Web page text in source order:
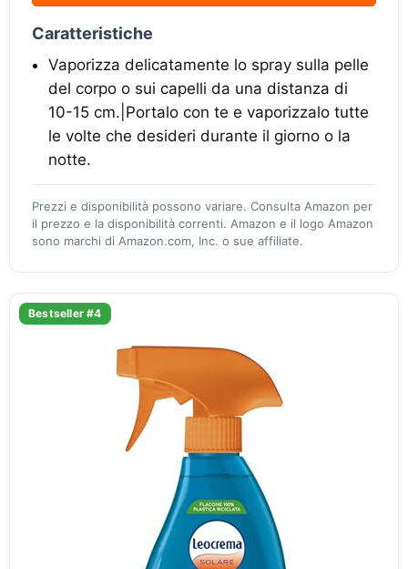
Caratteristiche
Vaporizza delicatamente lo spray sulla pelle
del corpo o sui capelli da una distanza di
10-15 cm.|Portalo con te e vaporizzalo tutte
le volte che desideri durante il giorno o la
notte.
Prezzi e disponibilità possono variare. Consulta Amazon per
il prezzo e la disponibilità correnti. Amazon e il logo Amazon
sono marchi di Amazon.com, Inc. o sue affiliate.
Bestseller #4